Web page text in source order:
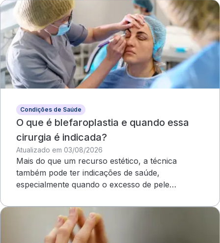
Condições de Saúde
O que é blefaroplastia e quando essa
cirurgia é indicada?
Atualizado em 03/08/2026
Mais do que um recurso estético, a técnica
também pode ter indicações de saúde,
especialmente quando o excesso de pele